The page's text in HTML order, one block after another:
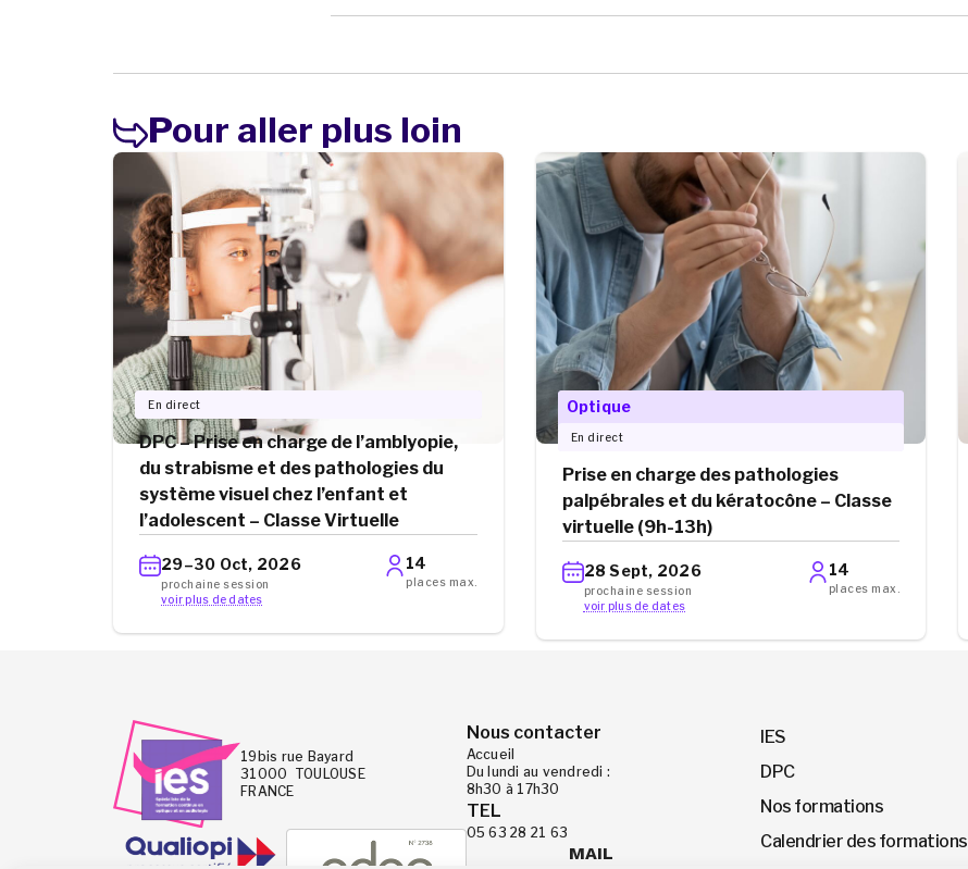
Pour aller plus loin
En direct
DPC – Prise en charge de l’amblyopie,
du strabisme et des pathologies du
système visuel chez l’enfant et
l’adolescent – Classe Virtuelle
29–30 Oct, 2026
prochaine session
voir plus de dates
14
places max.
Optique
En direct
Prise en charge des pathologies
palpébrales et du kératocône – Classe
virtuelle (9h-13h)
28 Sept, 2026
prochaine session
voir plus de dates
14
places max.
19bis rue Bayard
31000 TOULOUSE
FRANCE
Nous contacter
Accueil
Du lundi au vendredi :
8h30 à 17h30
TEL
05 63 28 21 63
MAIL
IES
DPC
Nos formations
Calendrier des formations